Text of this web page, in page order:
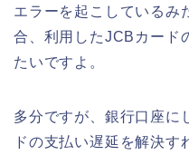
エラーを起こしているみ
合、利用したJCBカード
たいですよ。
多分ですが、銀行口座に
ドの支払い遅延を解決す